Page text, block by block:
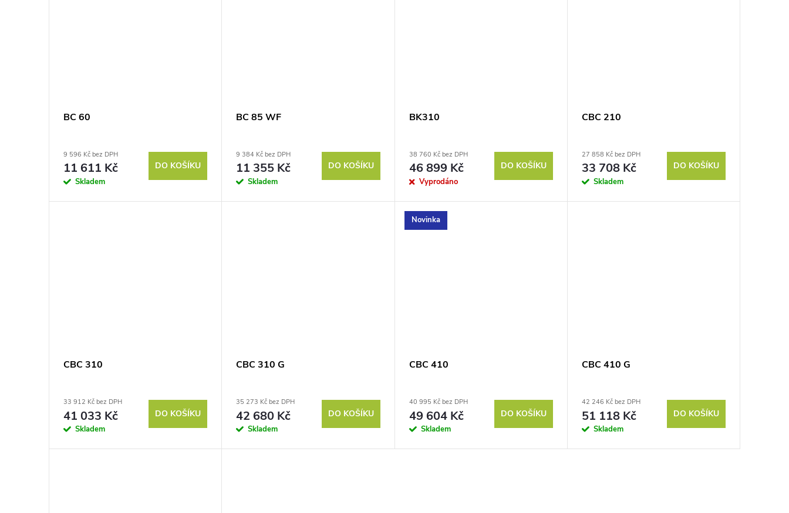
BC 60
9 596 Kč bez DPH
11 611 Kč
Skladem
DO KOŠÍKU
BC 85 WF
9 384 Kč bez DPH
11 355 Kč
Skladem
DO KOŠÍKU
BK310
38 760 Kč bez DPH
46 899 Kč
Vyprodáno
DO KOŠÍKU
CBC 210
27 858 Kč bez DPH
33 708 Kč
Skladem
DO KOŠÍKU
CBC 310
33 912 Kč bez DPH
41 033 Kč
Skladem
DO KOŠÍKU
CBC 310 G
35 273 Kč bez DPH
42 680 Kč
Skladem
DO KOŠÍKU
Novinka
CBC 410
40 995 Kč bez DPH
49 604 Kč
Skladem
DO KOŠÍKU
CBC 410 G
42 246 Kč bez DPH
51 118 Kč
Skladem
DO KOŠÍKU